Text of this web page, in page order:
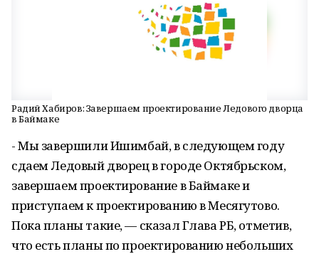
Радий Хабиров: Завершаем проектирование Ледового дворца
в Баймаке
- Мы завершили Ишимбай, в следующем году
сдаем Ледовый дворец в городе Октябрьском,
завершаем проектирование в Баймаке и
приступаем к проектированию в Месягутово.
Пока планы такие, — сказал Глава РБ, отметив,
что есть планы по проектированию небольших